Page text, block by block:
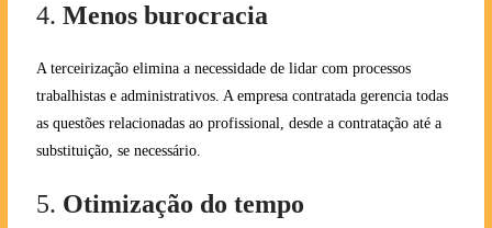
4. Menos burocracia
A terceirização elimina a necessidade de lidar com processos
trabalhistas e administrativos. A empresa contratada gerencia todas
as questões relacionadas ao profissional, desde a contratação até a
substituição, se necessário.
5. Otimização do tempo